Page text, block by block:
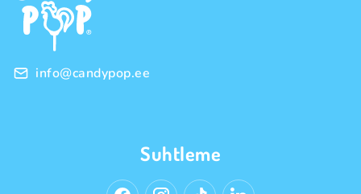
info@candypop.ee
Suhtleme